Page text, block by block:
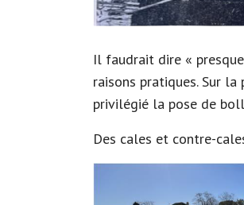
Il faudrait dire «
raisons pratiques. Sur
privilégié la pose de
Des cales et contre-